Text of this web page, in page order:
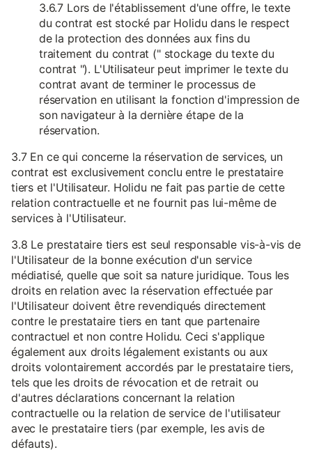
3.6.7 Lors de l'établissement d'une offre, le texte
du contrat est stocké par Holidu dans le respect
de la protection des données aux fins du
traitement du contrat (" stockage du texte du
contrat "). L'Utilisateur peut imprimer le texte du
contrat avant de terminer le processus de
réservation en utilisant la fonction d'impression de
son navigateur à la dernière étape de la
réservation.
3.7 En ce qui concerne la réservation de services, un
contrat est exclusivement conclu entre le prestataire
tiers et l'Utilisateur. Holidu ne fait pas partie de cette
relation contractuelle et ne fournit pas lui-même de
services à l'Utilisateur.
3.8 Le prestataire tiers est seul responsable vis-à-vis de
l'Utilisateur de la bonne exécution d'un service
médiatisé, quelle que soit sa nature juridique. Tous les
droits en relation avec la réservation effectuée par
l'Utilisateur doivent être revendiqués directement
contre le prestataire tiers en tant que partenaire
contractuel et non contre Holidu. Ceci s'applique
également aux droits légalement existants ou aux
droits volontairement accordés par le prestataire tiers,
tels que les droits de révocation et de retrait ou
d'autres déclarations concernant la relation
contractuelle ou la relation de service de l'utilisateur
avec le prestataire tiers (par exemple, les avis de
défauts).